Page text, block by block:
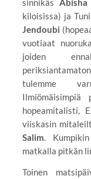
sinnikäs Abisha
kiloisissa) ja
Jendoubi
vuotiaat
joiden
tulemme
hopeamitalisti,
viiskasin
Salim.
matkalla pitkän
Toinen